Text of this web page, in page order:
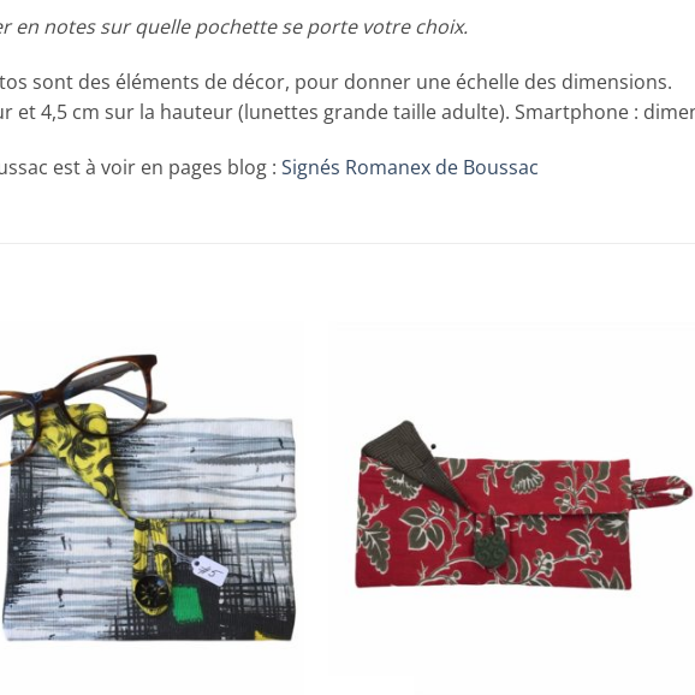
en notes sur quelle pochette se porte votre choix.
sont des éléments de décor, pour donner une échelle des dimensions.
et 4,5 cm sur la hauteur (lunettes grande taille adulte). Smartphone :
est à voir en pages blog : Signés Romanex de Boussac